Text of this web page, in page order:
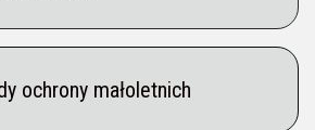
ochrony małoletnich